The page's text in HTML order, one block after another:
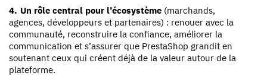
Un rôle central pour l’écosystème (marchands,
agences, développeurs et partenaires) : renouer avec la
communauté, reconstruire la confiance, améliorer la
communication et s’assurer que PrestaShop grandit en
soutenant ceux qui créent déjà de la valeur autour de la
plateforme.